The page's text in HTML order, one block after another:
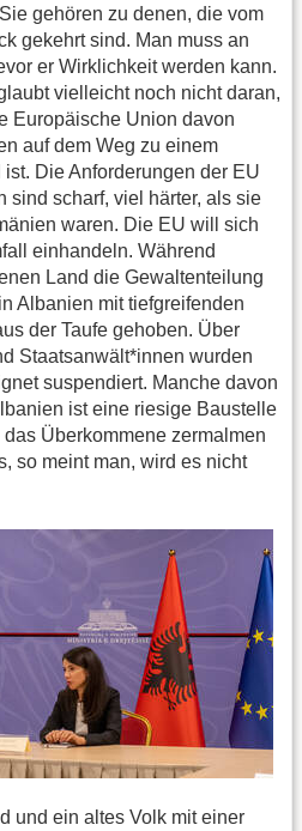
gehören zu denen, die vom
gekehrt sind. Man muss an
er Wirklichkeit werden kann.
vielleicht noch nicht daran,
Europäische Union davon
auf dem Weg zu einem
Die Anforderungen der EU
sind scharf, viel härter, als sie
waren. Die EU will sich
einhandeln. Während
Land die Gewaltenteilung
Albanien mit tiefgreifenden
der Taufe gehoben. Über
Staatsanwält*innen wurden
suspendiert. Manche davon
ist eine riesige Baustelle
Überkommene zermalmen
so meint man, wird es nicht
und ein altes Volk mit einer